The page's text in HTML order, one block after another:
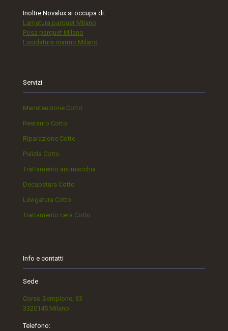
Inoltre Novalux si occupa di:
Lamatura parquet Milano
Posa parquet Milano
Lucidatura marmo Milano
Servizi
Manutenzione Cotto
Restauro Cotto
Riparazione Cotto
Pulizia Cotto
Trattamento antimacchia
Decapatura Cotto
Levigatura Cotto
Trattamento cera Cotto
Info e contatti
Sede
Corso Sempione, 33
3320145 Milano
Telefono: